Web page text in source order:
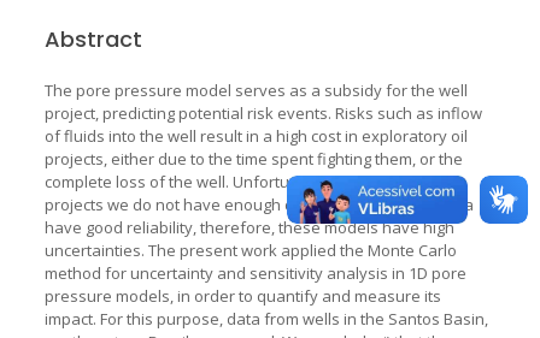
Abstract
The pore pressure model serves as a subsidy for the well
project, predicting potential risk events. Risks such as inflow
of fluids into the well result in a high cost in exploratory oil
projects, either due to the time spent fighting them, or the
complete loss of the well. Unfortunately, in exploratory
projects we do not have enough data, nor the indirect data
have good reliability, therefore, these models have high
uncertainties. The present work applied the Monte Carlo
method for uncertainty and sensitivity analysis in 1D pore
pressure models, in order to quantify and measure its
impact. For this purpose, data from wells in the Santos Basin,